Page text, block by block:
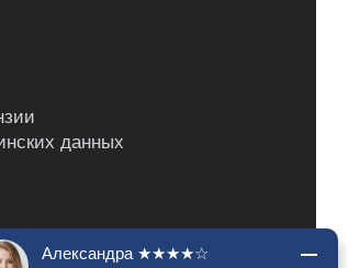
данных
Александра ★★★★☆